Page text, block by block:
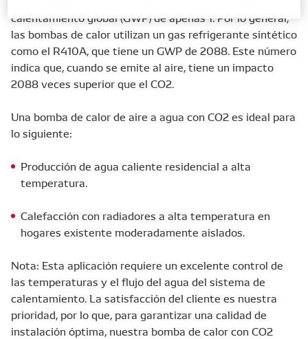
calentamiento global (GWP) de apenas 1. Por lo general,
las bombas de calor utilizan un gas refrigerante sintético
como el R410A, que tiene un GWP de 2088. Este número
indica que, cuando se emite al aire, tiene un impacto
2088 veces superior que el CO2.
Una bomba de calor de aire a agua con CO2 es ideal para
lo siguiente:
Producción de agua caliente residencial a alta
temperatura.
Calefacción con radiadores a alta temperatura en
hogares existente moderadamente aislados.
Nota: Esta aplicación requiere un excelente control de
las temperaturas y el flujo del agua del sistema de
calentamiento. La satisfacción del cliente es nuestra
prioridad, por lo que, para garantizar una calidad de
instalación óptima, nuestra bomba de calor con CO2